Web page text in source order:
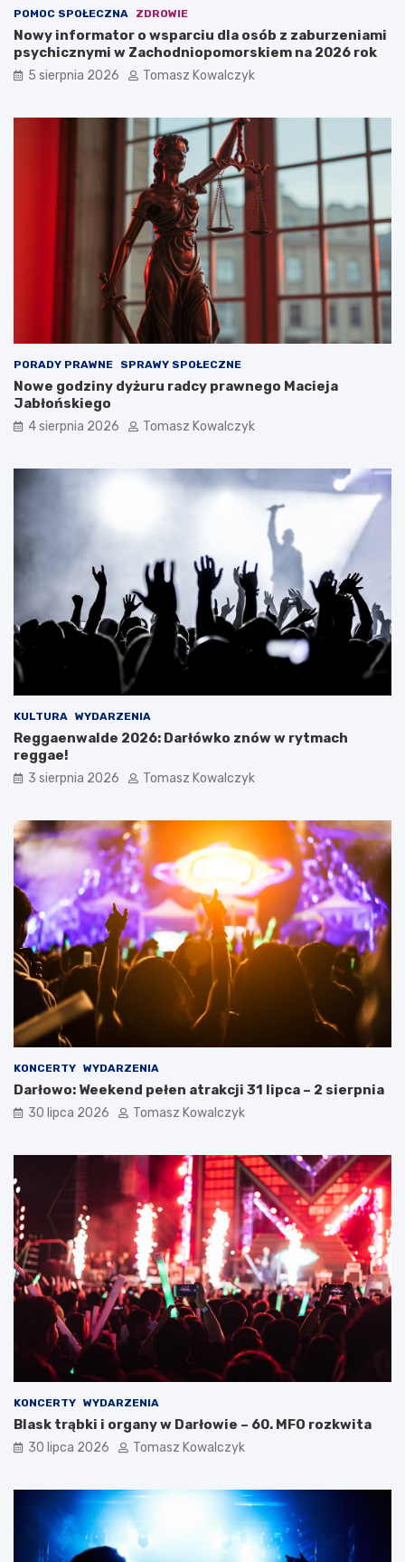
POMOC SPOŁECZNA ZDROWIE
Nowy informator o wsparciu dla osób z zaburzeniami
psychicznymi w Zachodniopomorskiem na 2026 rok
5 sierpnia 2026 Tomasz Kowalczyk
PORADY PRAWNE SPRAWY SPOŁECZNE
Nowe godziny dyżuru radcy prawnego Macieja
Jabłońskiego
4 sierpnia 2026 Tomasz Kowalczyk
KULTURA WYDARZENIA
Reggaenwalde 2026: Darłówko znów w rytmach
reggae!
3 sierpnia 2026 Tomasz Kowalczyk
KONCERTY WYDARZENIA
Darłowo: Weekend pełen atrakcji 31 lipca – 2 sierpnia
30 lipca 2026 Tomasz Kowalczyk
KONCERTY WYDARZENIA
Blask trąbki i organy w Darłowie – 60. MFO rozkwita
30 lipca 2026 Tomasz Kowalczyk